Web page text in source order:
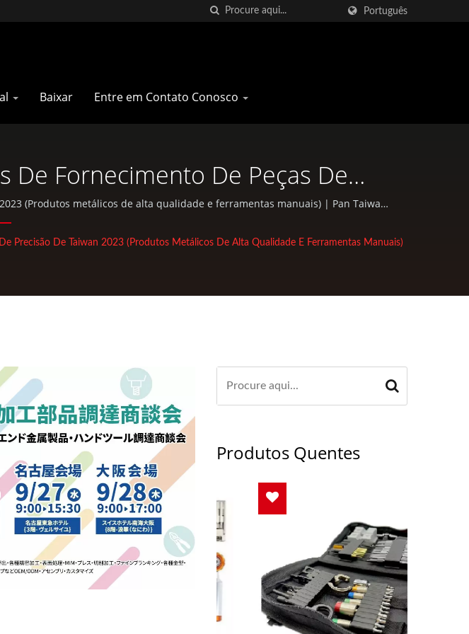
Português
Baixar Entre em Contato Conosco
De Fornecimento De Peças De
Metálicos De Alta Qualidade E
Peças De Carro Em Fibra De
(Produtos metálicos de alta qualidade e ferramentas manuais) | Pan Taiwan
Forjamento, usinagem CNC, bolsas EDC e peças padrão para bicicletas e
ar livre.
Precisão De Taiwan 2023 (Produtos Metálicos De Alta Qualidade E Ferramentas Manuais)
Produtos Quentes